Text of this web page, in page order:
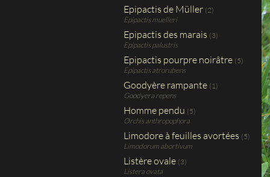
Epipactis de Müller (2)
Epipactis muelleri
Epipactis des marais (3)
Epipactis palustris
Epipactis pourpre noirâtre (5)
Epipactis atrorubens
Goodyère rampante (1)
Goodyera repens
Homme pendu (5)
Orchis anthropophora
Limodore à feuilles avortées (5)
Limodorum abortivum
Listère ovale (3)
Listera ovata